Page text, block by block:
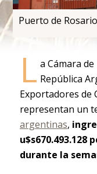
Puerto de
L a Cámara
República
Exportadores de
representan un
argentinas,
u$s670.493.128
durante la